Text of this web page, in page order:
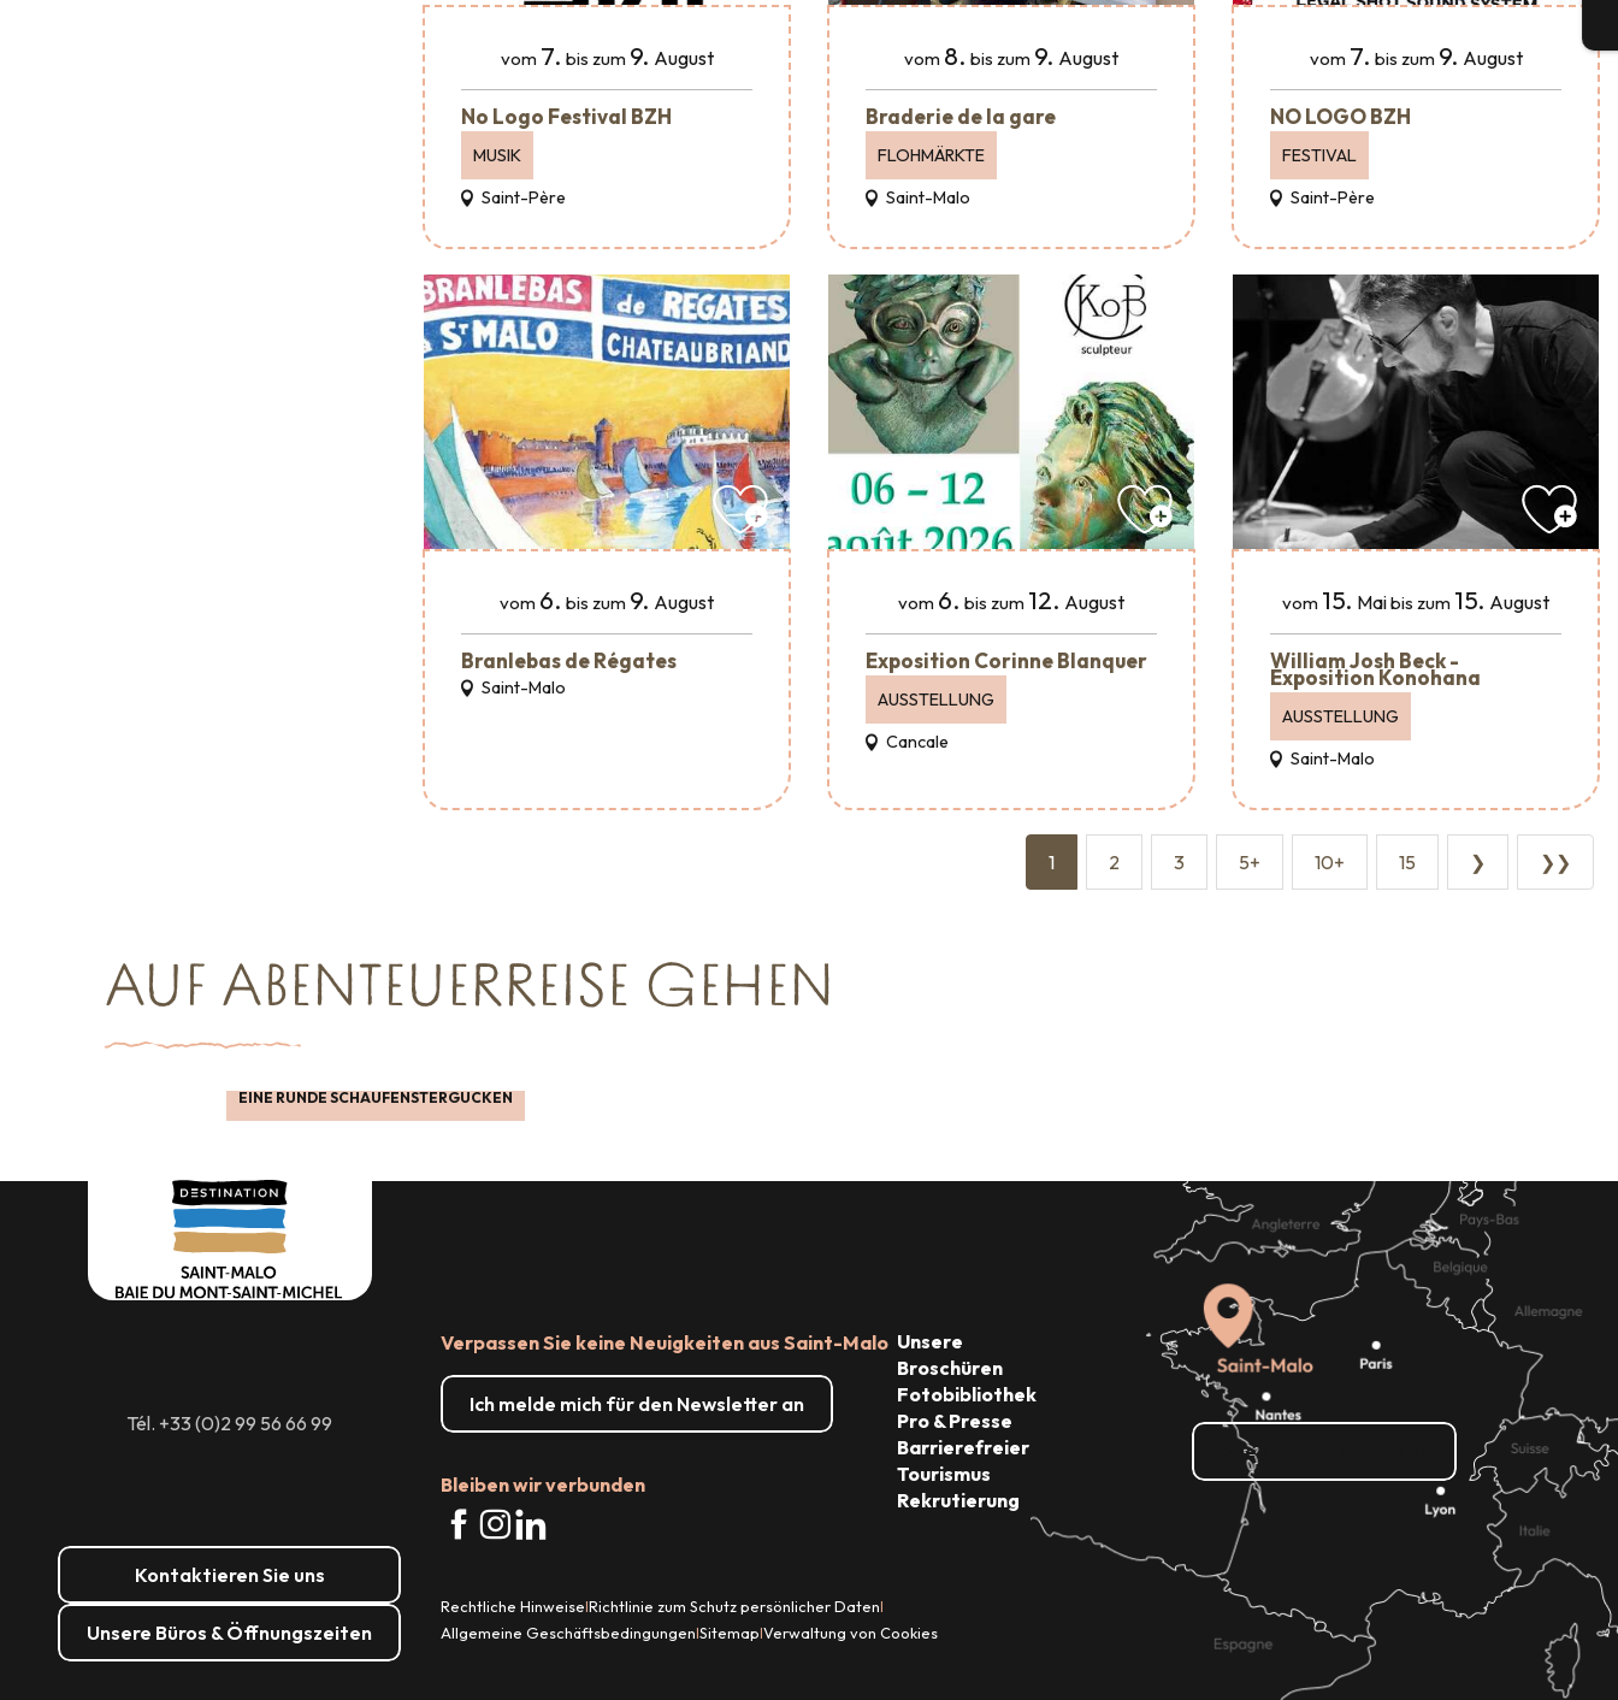
vom 7. bis zum 9. August
No Logo Festival BZH
MUSIK
Saint-Père
vom 8. bis zum 9. August
Braderie de la gare
FLOHMÄRKTE
Saint-Malo
vom 7. bis zum 9. August
NO LOGO BZH
FESTIVAL
Saint-Père
vom 6. bis zum 9. August
Branlebas de Régates
Saint-Malo
vom 6. bis zum 12. August
Exposition Corinne Blanquer
AUSSTELLUNG
Cancale
vom 15. Maibis zum 15. August
William Josh Beck -
Exposition Konohana
AUSSTELLUNG
Saint-Malo
1 2 3 5+ 10+ 15 ❯ ❯❯
AUF ABENTEUERREISE GEHEN
EINE RUNDE SCHAUFENSTERGUCKEN
Tél. +33 (0)2 99 56 66 99
Kontaktieren Sie uns
Unsere Büros & Öffnungszeiten
Verpassen Sie keine Neuigkeiten aus Saint-Malo
Ich melde mich für den Newsletter an
Bleiben wir verbunden
Unsere
Broschüren
Fotobibliothek
Pro & Presse
Barrierefreier
Tourismus
Rekrutierung
Rechtliche Hinweise|Richtlinie zum Schutz persönlicher Daten|
Allgemeine Geschäftsbedingungen|Sitemap|Verwaltung von Cookies
Wie kann ich kommen?